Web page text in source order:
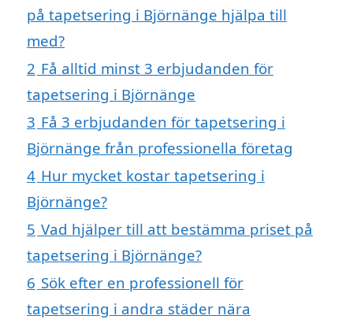
på tapetsering i Björnänge hjälpa till
med?
2 Få alltid minst 3 erbjudanden för
tapetsering i Björnänge
3 Få 3 erbjudanden för tapetsering i
Björnänge från professionella företag
4 Hur mycket kostar tapetsering i
Björnänge?
5 Vad hjälper till att bestämma priset på
tapetsering i Björnänge?
6 Sök efter en professionell för
tapetsering i andra städer nära